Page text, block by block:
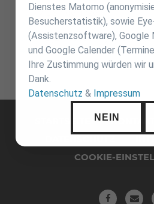
VfL Sindelfingen
TSG Backnang
KG JZ Heubach / JV
KG KSV Esslingen / TSV
KG JC Horb / VfL Stammheim
KONTAKT
COOKIE-
Dienstes Matomo
Besucherstatistik), sowie
(Assistenzsoftware), Google
und Google Calender
Ihre Zustimmung würden wir
Dank.
Datenschutz & Impressum
NEIN